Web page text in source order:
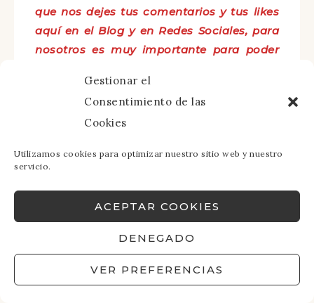
Gestionar el
Consentimiento de las
Cookies
Utilizamos cookies para optimizar nuestro sitio web y nuestro
servicio.
ACEPTAR COOKIES
DENEGADO
VER PREFERENCIAS
que nos dejes tus comentarios y tus likes
aquí en el Blog y en Redes Sociales, para
nosotros es muy importante para poder
de calidad y seguir creciendo
MÁS RECOMENDACIONES
VIAJES
SEGURO DE VIAJE